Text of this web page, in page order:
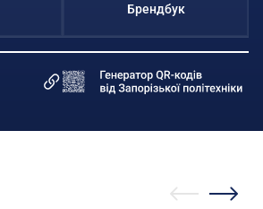
Брендбук